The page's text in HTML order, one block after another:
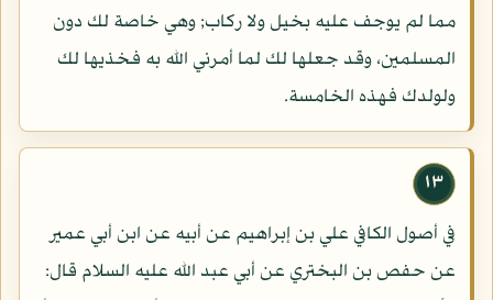
مما لم يوجف عليه بخيل ولا ركاب; وهي خاصة لك دون
المسلمين، وقد جعلها لك لما أمرني الله به فخذيها لك
ولولدك فهذه الخامسة.
١٣
في أصول الكافي علي بن إبراهيم عن أبيه عن ابن أبي عمير
عن حفص بن البختري عن أبي عبد الله عليه السلام قال: